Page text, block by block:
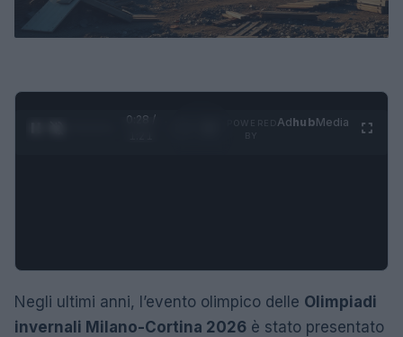
0:29 /
AdhubMedia
Negli ultimi anni, l’evento olimpico delle Olimpiadi
invernali Milano-Cortina 2026 è stato presentato